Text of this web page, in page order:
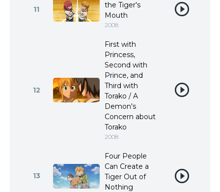
11
the Tiger's
Mouth
2008
12
First with
Princess,
Second with
Prince, and
Third with
Torako / A
Demon's
Concern about
Torako
2008
13
Four People
Can Create a
Tiger Out of
Nothing